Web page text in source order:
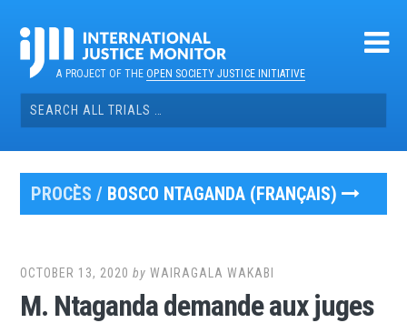
contentA PROJECT OF THEOPEN SOCIETY JUSTICE INITIATIVE
Search
for:
PROCÈS / BOSCO NTAGANDA (FRANÇAIS)
OCTOBER 13, 2020 byWAIRAGALA WAKABI
M. Ntaganda demande aux juges